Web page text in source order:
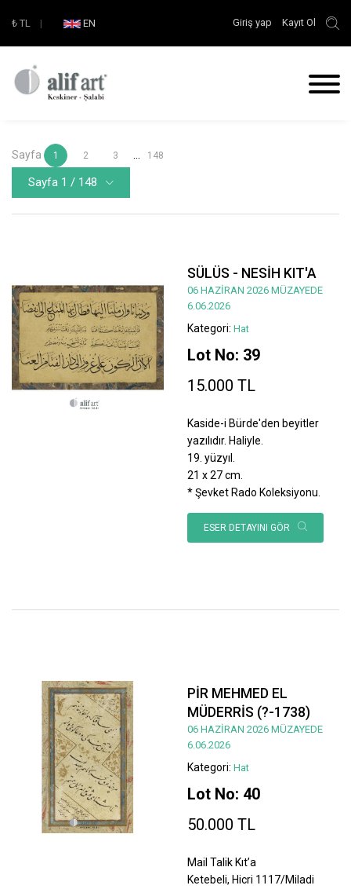
₺ TL | EN Giriş yap Kayıt Ol
Sayfa 1 2 3 148
Sayfa 1 / 148
SÜLÜS - NESİH KIT'A
06 HAZİRAN 2026 MÜZAYEDE
6.06.2026
Kategori: Hat
Lot No: 39
15.000 TL
Kaside-i Bürde'den beyitler
yazılıdır. Haliyle.
19. yüzyıl.
21 x 27 cm.
* Şevket Rado Koleksiyonu.
ESER DETAYINI GÖR
PİR MEHMED EL
MÜDERRİS (?-1738)
06 HAZİRAN 2026 MÜZAYEDE
6.06.2026
Kategori: Hat
Lot No: 40
50.000 TL
Mail Talik Kıt’a
Ketebeli, Hicri 1117/Miladi